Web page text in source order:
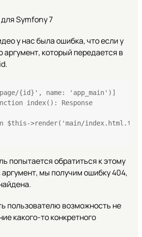
Symfony 7
у нас была ошибка, что если у
аргумент, который передается в
{id}', name: 'app_main')]
index(): Response
>render('main/
попытается обратиться к этому
аргумент, мы получим ошибку 404,
пользователю возможность не
какого-то конкретного